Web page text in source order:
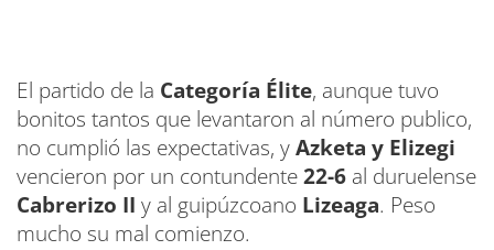
El partido de la Categoría Élite, aunque tuvo
bonitos tantos que levantaron al número publico,
no cumplió las expectativas, yAzketa y Elizegi
vencieron por un contundente22-6 al duruelense
Cabrerizo II y al guipúzcoano Lizeaga. Peso
mucho su mal comienzo.